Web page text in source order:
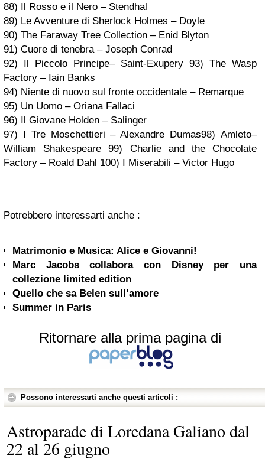
88) Il Rosso e il Nero – Stendhal
89) Le Avventure di Sherlock Holmes – Doyle
90) The Faraway Tree Collection – Enid Blyton
91) Cuore di tenebra – Joseph Conrad
92) Il Piccolo Principe– Saint-Exupery 93) The Wasp
Factory – Iain Banks
94) Niente di nuovo sul fronte occidentale – Remarque
95) Un Uomo – Oriana Fallaci
96) Il Giovane Holden – Salinger
97) I Tre Moschettieri – Alexandre Dumas98)Amleto–
William Shakespeare99) Charlie and the Chocolate
Factory – Roald Dahl 100) I Miserabili – Victor Hugo
Potrebbero interessarti anche :
Matrimonio e Musica: Alice e Giovanni!
Marc Jacobs collabora con Disney per una
collezione limited edition
Quello che sa Belen sull’amore
Summer in Paris
Ritornare alla prima pagina di
Possono interessarti anche questi articoli :
Astroparade di Loredana Galiano dal
22 al 26 giugno